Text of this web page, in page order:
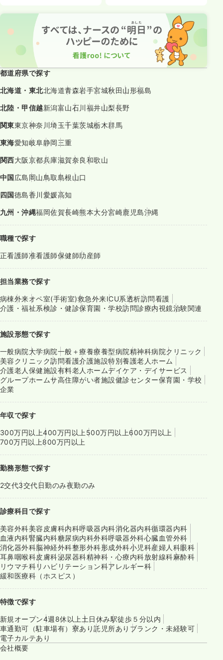
都道府県で探す
北海道・東北北海道青森岩手宮城秋田山形福島
北陸・甲信越新潟富山石川福井山梨長野
関東東京神奈川埼玉千葉茨城栃木群馬
東海愛知岐阜静岡三重
関西大阪京都兵庫滋賀奈良和歌山
中国広島岡山鳥取島根山口
四国徳島香川愛媛高知
九州・沖縄福岡佐賀長崎熊本大分宮崎鹿児島沖縄
職種で探す
正看護師准看護師保健師助産師
担当業務で探す
病棟外来オペ室(手術室)救急外来ICU系透析訪問看護
介護・福祉系検診・健診保育園・学校訪問診療内視鏡治験関連
施設形態で探す
一般病院大学病院一般＋療養療養型病院精神科病院クリニック
美容クリニック訪問看護介護施設特別養護老人ホーム
介護老人保健施設有料老人ホームデイケア・デイサービス
グループホームサ高住障がい者施設健診センター保育園・学校
企業
年収で探す
300万円以上400万円以上 500万円以上600万円以上
700万円以上800万円以上
勤務形態で探す
2交代3交代日勤のみ夜勤のみ
診療科目で探す
美容外科美容皮膚科内科呼吸器内科消化器内科循環器内科
血液内科腎臓内科糖尿病内科外科呼吸器外科心臓血管外科
消化器外科脳神経外科整形外科形成外科小児科産婦人科眼科
耳鼻咽喉科皮膚科泌尿器科精神科・心療内科放射線科麻酔科
リウマチ科リハビリテーション科アレルギー科
緩和医療科（ホスピス）
特徴で探す
新規オープン4週8休以上 土日休み駅徒歩５分以内
車通勤可（駐車場有） 寮あり託児所あり ブランク・未経験可
電子カルテあり
会社概要